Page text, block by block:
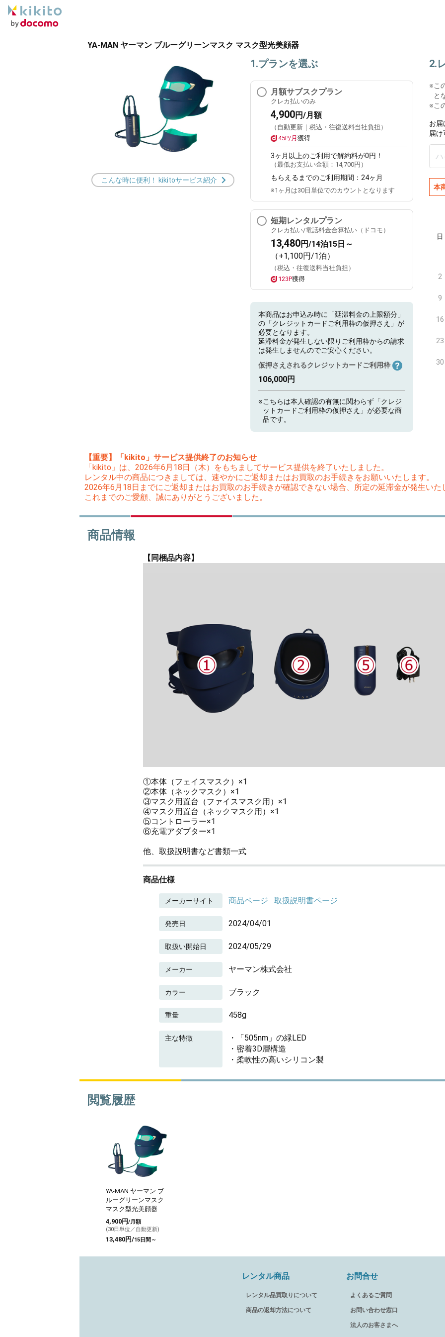
YA-MAN ヤーマン ブルーグリーンマスク マスク型光美顔器
こんな時に便利！ kikitoサービス紹介
1.プランを選ぶ
月額サブスクプラン
クレカ払いのみ
4,900円/月額
（自動更新｜税込・往復送料当社負担）
45P/月 獲得
3ヶ月 以上のご利用で解約料が0円！
（最低お支払い金額： 14,700円 ）
もらえるまでのご利用期間： 24ヶ月
※1ヶ月は30日単位でのカウントとなります
短期レンタルプラン
クレカ払い/電話料金合算払い（ドコモ）
13,480円/14泊15日～
（+1,100円/1泊）
（税込・往復送料当社負担）
123P獲得
本商品はお申込み時に「延滞料金の上限額分」
の「クレジットカードご利用枠の仮押さえ」が
必要となります。
延滞料金が発生しない限りご利用枠からの請求
は発生しませんのでご安心ください。
仮押さえされるクレジットカードご利用枠
106,000円
※こちらは本人確認の有無に関わらず「クレジ
ットカードご利用枠の仮押さえ」が必要な商
品です。
2.
※こ
と
※こ
お届
届
本
日
2
9
16
23
30
【重要】「kikito」サービス提供終了のお知らせ
「kikito」は、2026年6月18日（木）をもちましてサービス提供を終了いたしました。
レンタル中の商品につきましては、速やかにご返却またはお買取のお手続きをお願いいたします。
2026年6月18日までにご返却またはお買取のお手続きが確認できない場合、所定の延滞金が発生いた
これまでのご愛顧、誠にありがとうございました。
商品情報
【同梱品内容】
①本体（フェイスマスク）×1
②本体（ネックマスク）×1
③マスク用置台（ファイスマスク用）×1
④マスク用置台（ネックマスク用）×1
⑤コントローラー×1
⑥充電アダプター×1
他、取扱説明書など書類一式
商品仕様
メーカーサイト 商品ページ 取扱説明書ページ
発売日 2024/04/01
取扱い開始日 2024/05/29
メーカー ヤーマン株式会社
カラー ブラック
重量 458g
主な特徴
・「505nm」の緑LED
・密着3D層構造
・柔軟性の高いシリコン製
閲覧履歴
YA-MAN ヤーマン ブ
ルーグリーンマスク
マスク型光美顔器
4,900円/月額
(30日単位／自動更新)
13,480円/15日間～
レンタル商品
レンタル品買取りについて
商品の返却方法について
お問合せ
よくあるご質問
お問い合わせ窓口
法人のお客さまへ